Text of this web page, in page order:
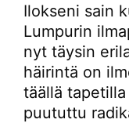
Ilokseni sain
Lumpurin
nyt täysin
häirintä on
täällä
puututtu